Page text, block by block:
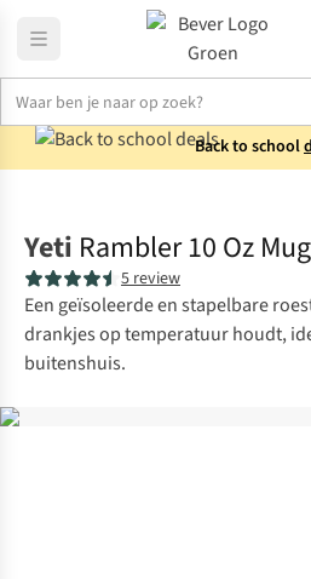
Back to school
Yeti Rambler 10 Oz Mug
5 review
Een geïsoleerde en stapelbare
drankjes op temperatuur houdt,
buitenshuis.